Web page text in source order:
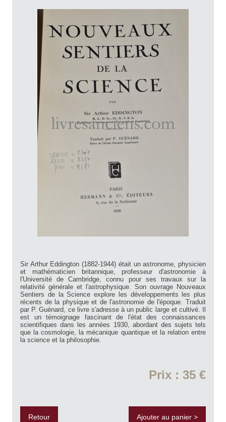
Sir Arthur Eddington (1882-1944) était un astronome, physicien
et mathématicien britannique, professeur d'astronomie à
l'Université de Cambridge, connu pour ses travaux sur la
relativité générale et l'astrophysique. Son ouvrage Nouveaux
Sentiers de la Science explore les développements les plus
récents de la physique et de l'astronomie de l'époque. Traduit
par P. Guénard, ce livre s'adresse à un public large et cultivé. Il
est un témoignage fascinant de l'état des connaissances
scientifiques dans les années 1930, abordant des sujets tels
que la cosmologie, la mécanique quantique et la relation entre
la science et la philosophie.
Prix : 35 €
Retour Ajouter au panier >